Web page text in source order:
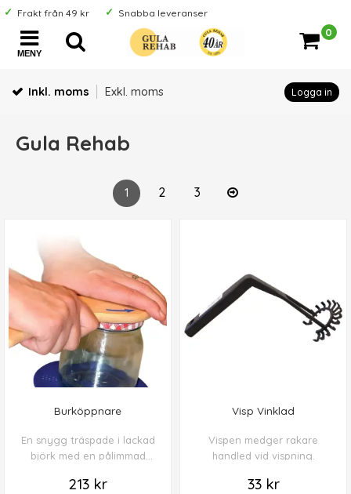
Frakt från 49 kr Snabba leveranser
MENY
0
Inkl. moms Exkl. moms Logga in
Gula Rehab
1 2 3
Burköppnare
En snygg träspade i lackad
björk med en pålimmad
antihalkunderlag medföljer.
213 kr
Visp Vinklad
Vispen medger rakare
handled vid vispning.
33 kr